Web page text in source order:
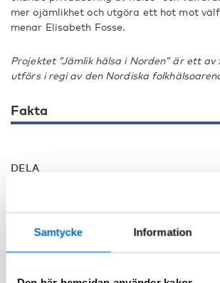
Samtycke Information
mer ojämlikhet och utgöra ett hot mot
menar Elisabeth Fosse.
Projektet ”Jämlik hälsa i Norden” är ett
utförs i regi av den Nordiska
Fakta
DELA